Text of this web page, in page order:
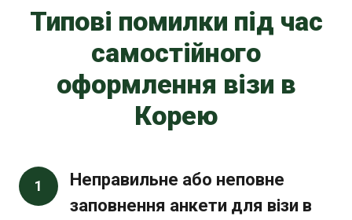
Типові помилки під час
самостійного
оформлення візи в
Корею
1
Неправильне або неповне
заповнення анкети для візи в